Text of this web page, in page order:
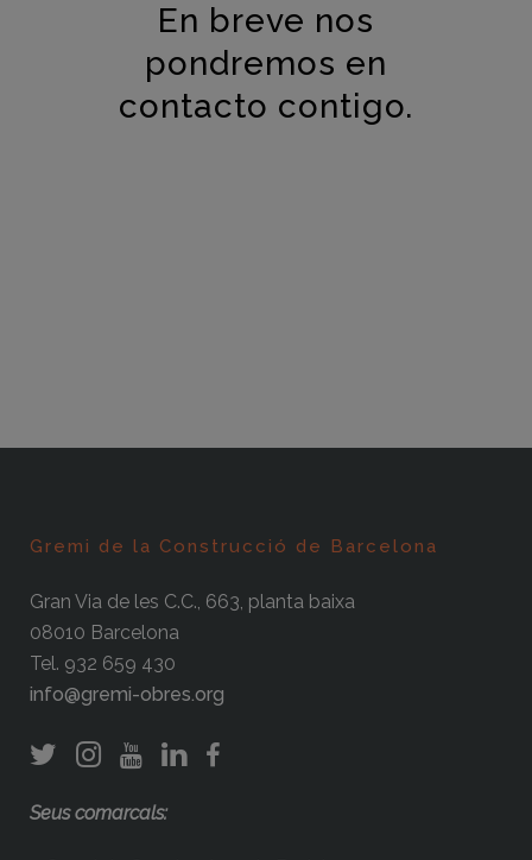
En breve nos
pondremos en
contacto contigo.
Gremi de la Construcció de Barcelona
Gran Via de les C.C., 663, planta baixa
08010 Barcelona
Tel. 932 659 430
info@gremi-obres.org
Seus comarcals: